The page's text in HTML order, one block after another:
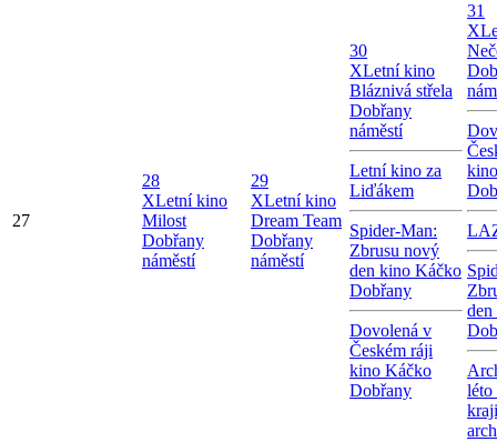
27
28
XLetní kino
Milost
Dobřany
náměstí
29
XLetní kino
Dream Team
Dobřany
náměstí
30
XLetní kino
Bláznivá střela
Dobřany
náměstí
Letní kino za
Liďákem
Spider-Man:
Zbrusu nový
den kino Káčko
Dobřany
Dovolená v
Českém ráji
kino Káčko
Dobřany
31
X
léto